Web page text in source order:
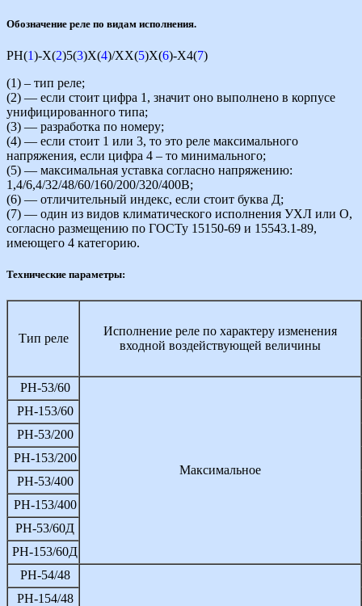
Обозначение реле по видам исполнения.
РН(1)-Х(2)5(3)Х(4)/ХХ(5)Х(6)-Х4(7)
(1) – тип реле;
(2) — если стоит цифра 1, значит оно выполнено в корпусе
унифицированного типа;
(3) — разработка по номеру;
(4) — если стоит 1 или 3, то это реле максимального
напряжения, если цифра 4 – то минимального;
(5) — максимальная уставка согласно напряжению:
1,4/6,4/32/48/60/160/200/320/400В;
(6) — отличительный индекс, если стоит буква Д;
(7) — один из видов климатического исполнения УХЛ или О,
согласно размещению по ГОСТу 15150-69 и 15543.1-89,
имеющего 4 категорию.
Технические параметры:
Тип реле
Исполнение реле по характеру изменения
входной воздействующей величины
РН-53/60
Максимальное
РН-153/60
РН-53/200
РН-153/200
РН-53/400
РН-153/400
РН-53/60Д
РН-153/60Д
РН-54/48
РН-154/48